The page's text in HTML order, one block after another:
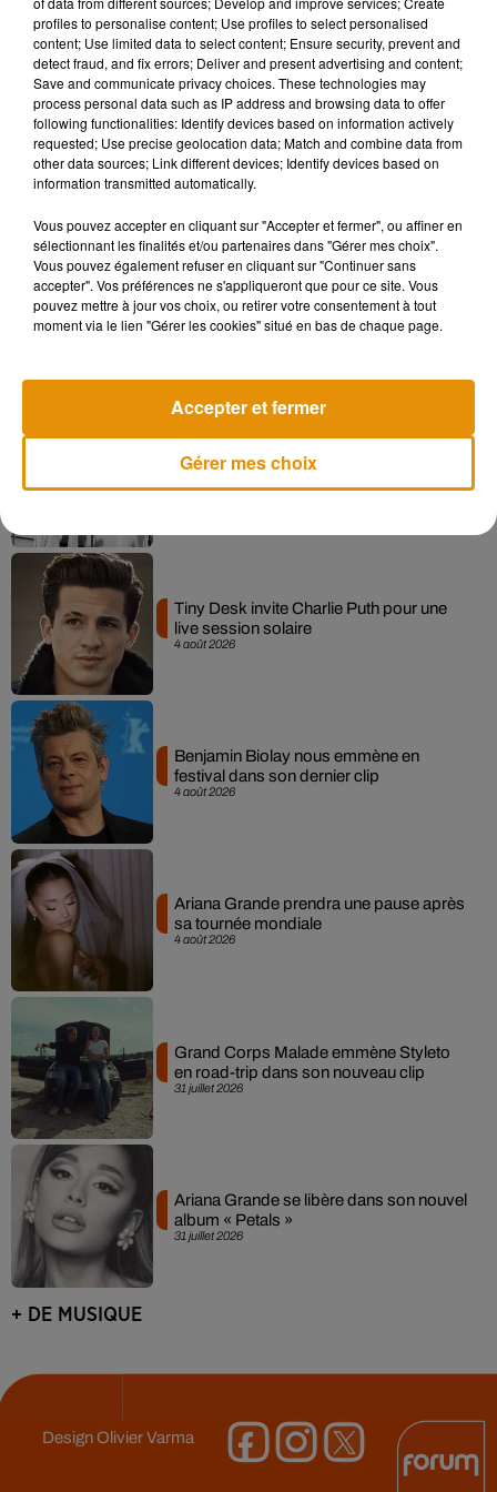
certaine jalousie est née entre nous. Bruce ne s'est jamais
vraiment remis du fait qu'il perde ses cheveux et pas moi.
Des piques bien senties quel’acteur a pris avec humour
sous les yeux de Rumer, Tallulah et Scout, les trois filles de
l’ancien couple. Il s’est rattrapéen jouant, évidemment, un
petit air d’harmonica.
solopic.twitter.com/BrzPQM0dhk
— Kirsten Chuba (@KirstenChuba)15 juillet 2018
Musique
Après le film, bientôt une docu-série sur
4 août 2026
Tiny Desk invite Charlie Puth pour une
live session solaire
4 août 2026
Benjamin Biolay nous emmène en
festival dans son dernier clip
4 août 2026
Ariana Grande prendra une pause après
sa tournée mondiale
31 juillet 2026
Grand Corps Malade emmène Styleto
en road-trip dans son nouveau clip
31 juillet 2026
Ariana Grande se libère dans son nouvel
album « Petals »
+ DE MUSIQUE
DesignOlivier Varma
profiles to personalise content; Use profiles to select personalised
content; Use limited data to select content; Ensure security, prevent and
detect fraud, and fix errors; Deliver and present advertising and content;
Save and communicate privacy choices. These technologies may
process personal data such as IP address and browsing data to offer
following functionalities: Identify devices based on information actively
requested; Use precise geolocation data; Match and combine data from
other data sources; Link different devices; Identify devices based on
information transmitted automatically.
Vous pouvez accepter en cliquant sur "Accepter et fermer", ou affiner en
sélectionnant les finalités et/ou partenaires dans "Gérer mes choix".
Vous pouvez également refuser en cliquant sur "Continuer sans
accepter". Vos préférences ne s'appliqueront que pour ce site. Vous
pouvez mettre à jour vos choix, ou retirer votre consentement à tout
moment via le lien "Gérer les cookies" situé en bas de chaque page.
Gérer mes choix
Accepter et fermer